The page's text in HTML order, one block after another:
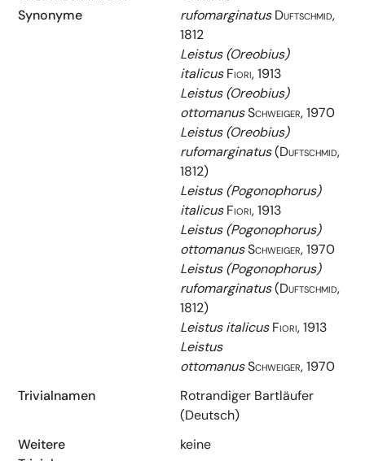
Synonyme
rufomarginatus Duftschmid,
1812
Leistus (Oreobius)
italicus Fiori, 1913
Leistus (Oreobius)
ottomanusSchweiger, 1970
Leistus (Oreobius)
rufomarginatus(Duftschmid,
1812)
Leistus (Pogonophorus)
italicus Fiori, 1913
Leistus (Pogonophorus)
ottomanusSchweiger, 1970
Leistus (Pogonophorus)
rufomarginatus(Duftschmid,
1812)
Leistus italicus Fiori, 1913
Leistus
ottomanusSchweiger, 1970
Trivialnamen
Rotrandiger Bartläufer
(Deutsch)
Weitere
keine